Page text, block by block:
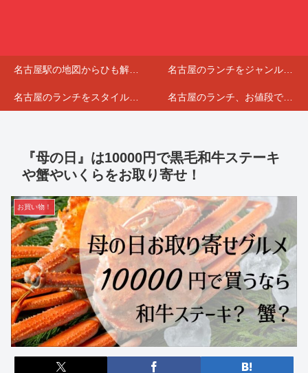
名古屋駅の地図からひも解くランチマップ 名古屋のランチをジャンルで分けてみました
名古屋のランチをスタイルで選んでみました 名古屋のランチ、お値段で分けてみました
『母の日』は10000円で黒毛和牛ステーキ
や蟹やいくらをお取り寄せ！
お買い物！